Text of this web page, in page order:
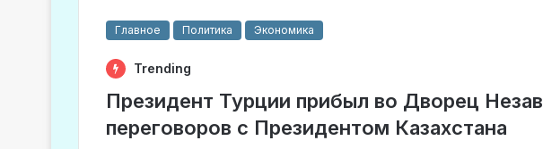
Главное Политика Экономика
Trending
Президент Турции прибыл во Дворец
переговоров с Президентом Казахстана